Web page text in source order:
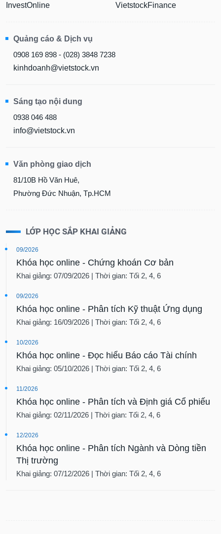
InvestOnline
VietstockFinance
Quảng cáo & Dịch vụ
0908 169 898 - (028) 3848 7238
kinhdoanh@vietstock.vn
Sáng tạo nội dung
0938 046 488
info@vietstock.vn
Văn phòng giao dịch
81/10B Hồ Văn Huê,
Phường Đức Nhuận, Tp.HCM
LỚP HỌC SẮP KHAI GIẢNG
09/2026
Khóa học online - Chứng khoán Cơ bản
Khai giảng: 07/09/2026 | Thời gian: Tối 2, 4, 6
09/2026
Khóa học online - Phân tích Kỹ thuật Ứng dụng
Khai giảng: 16/09/2026 | Thời gian: Tối 2, 4, 6
10/2026
Khóa học online - Đọc hiểu Báo cáo Tài chính
Khai giảng: 05/10/2026 | Thời gian: Tối 2, 4, 6
11/2026
Khóa học online - Phân tích và Định giá Cổ phiếu
Khai giảng: 02/11/2026 | Thời gian: Tối 2, 4, 6
12/2026
Khóa học online - Phân tích Ngành và Dòng tiền
Thị trường
Khai giảng: 07/12/2026 | Thời gian: Tối 2, 4, 6